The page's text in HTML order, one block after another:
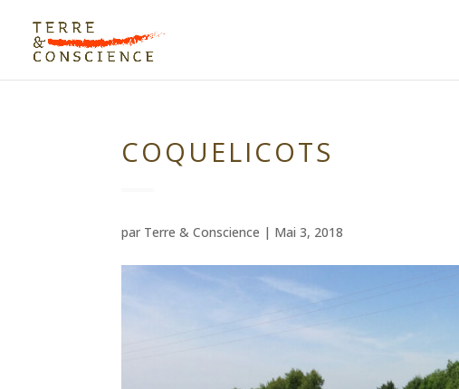
COQUELICOTS
par Terre & Conscience | Mai 3, 2018